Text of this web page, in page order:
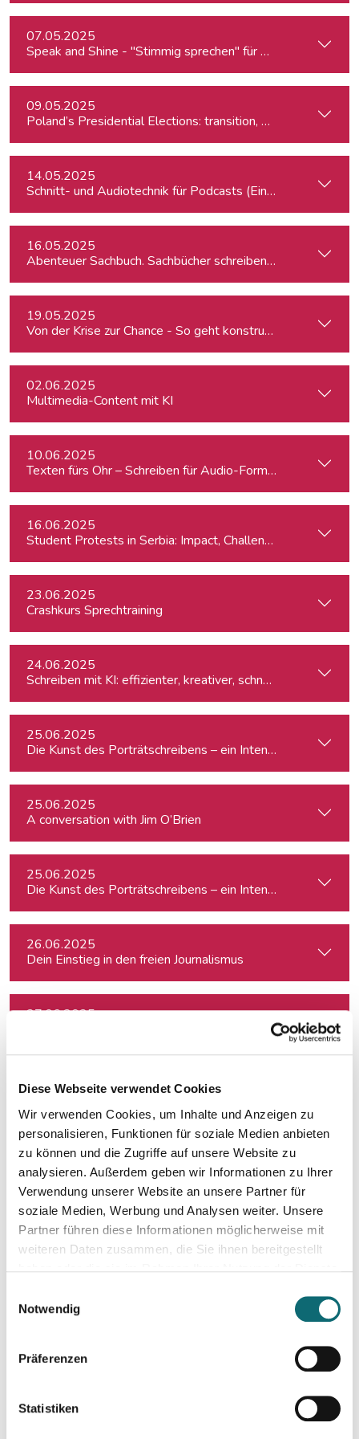
Diese Webseite verwendet Cookies
Wir verwenden Cookies, um Inhalte und Anzeigen zu
personalisieren, Funktionen für soziale Medien anbieten
zu können und die Zugriffe auf unsere Website zu
analysieren. Außerdem geben wir Informationen zu Ihrer
Verwendung unserer Website an unsere Partner für
soziale Medien, Werbung und Analysen weiter. Unsere
Partner führen diese Informationen möglicherweise mit
weiteren Daten zusammen, die Sie ihnen bereitgestellt
Notwendig
Präferenzen
Statistiken
07.05.2025
Speak and Shine - "Stimmig sprechen" für Podcast,
09.05.2025
Poland’s Presidential Elections: transition, migration, war,
14.05.2025
Schnitt- und Audiotechnik für Podcasts (Einsteiger:innen)
16.05.2025
Abenteuer Sachbuch. Sachbücher schreiben für
19.05.2025
Von der Krise zur Chance - So geht konstruktiver
02.06.2025
Multimedia-Content mit KI
10.06.2025
Texten fürs Ohr – Schreiben für Audio-Formate
16.06.2025
Student Protests in Serbia: Impact, Challenges, and
23.06.2025
Crashkurs Sprechtraining
24.06.2025
Schreiben mit KI: effizienter, kreativer, schneller
25.06.2025
Die Kunst des Porträtschreibens – ein Intensiv-Workshop
25.06.2025
A conversation with Jim O’Brien
25.06.2025
Die Kunst des Porträtschreibens – ein Intensiv-Workshop
26.06.2025
Dein Einstieg in den freien Journalismus
27.06.2025
Reportage & Essay – erzählender Journalismus
30.06.2025
03.07.2025
fjum_Outdoor: Smartphone Videowalk
08.07.2025
Strategien für journalistische Social-Media-Recherchen
Story first, Plattform second? – Langformat-Journalismus
10.07.2025